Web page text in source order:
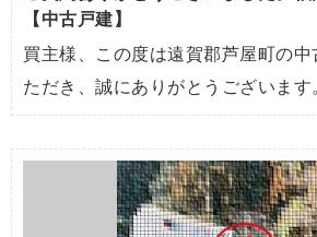
【中古戸建】
買主様、この度は遠賀郡芦屋町の
ただき、誠にありがとうございま